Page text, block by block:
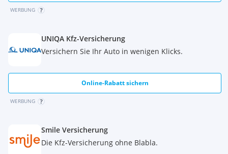
WERBUNG
UNIQA Kfz-Versicherung
Versichern Sie Ihr Auto in wenigen Klicks.
Online-Rabatt sichern
WERBUNG
Smile Versicherung
Die Kfz-Versicherung ohne Blabla.